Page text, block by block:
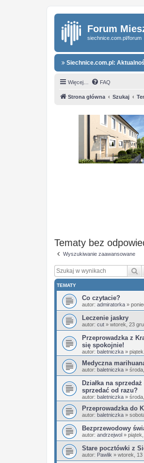
Forum
siechnice.com.pl/forum
Siechnice.com.pl:
Więcej… FAQ
Strona główna Szukaj
Tematy bez
Wyszukiwanie zaawansowane
TEMATY
Co czytacie?
autor: admiratorka »
Leczenie jaskry
autor: cut » wtorek, 23
Przeprowadzka z
się spokojnie!
autor: baletniczka »
Medyczna
autor: baletniczka »
Działka na
sprzedać od razu?
autor: baletniczka »
Przeprowadzka do
autor: baletniczka »
Bezprzewodowy
autor: andrzejwol »
Stare pocztówki z
autor: Pawlik » wtorek, 13